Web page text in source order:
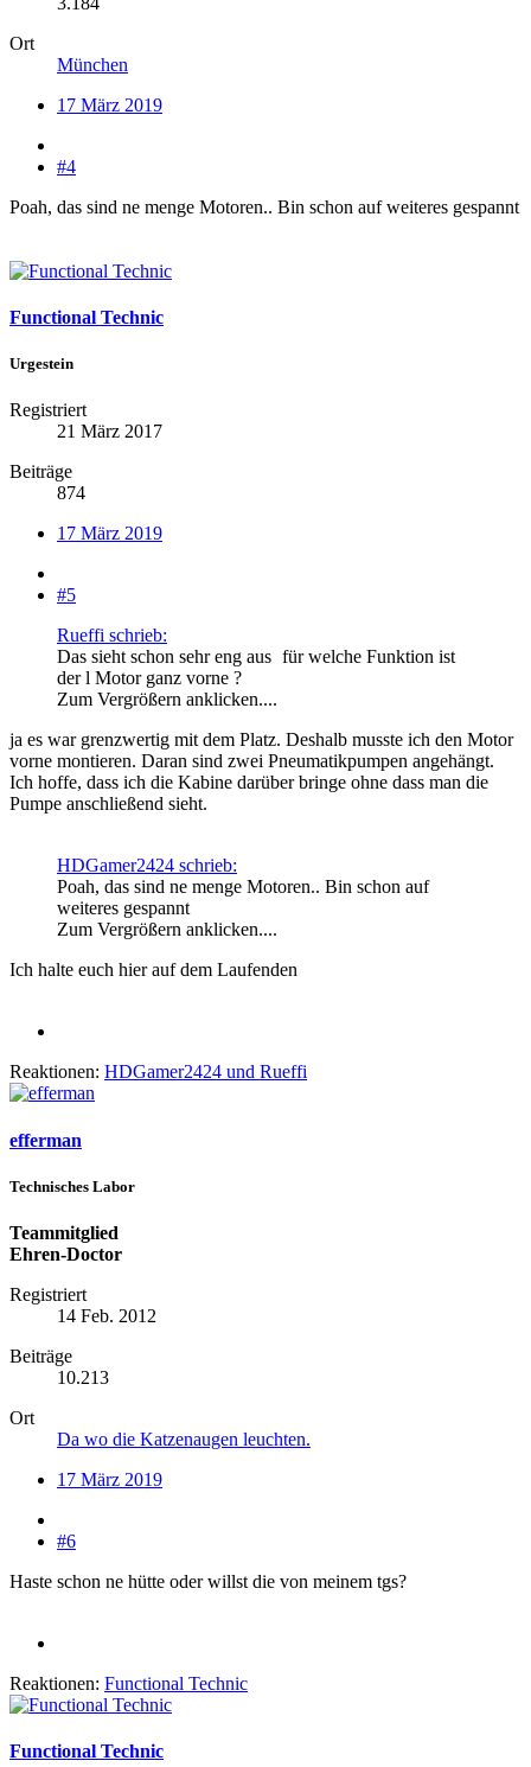
Ort
München
17 März 2019
#4
Poah, das sind ne menge Motoren.. Bin schon auf weiteres gespannt
Functional Technic
Urgestein
Registriert
21 März 2017
Beiträge
874
17 März 2019
#5
Rueffi schrieb:
Das sieht schon sehr eng aus für welche Funktion ist
der l Motor ganz vorne ?
Zum Vergrößern anklicken....
ja es war grenzwertig mit dem Platz. Deshalb musste ich den Motor
vorne montieren. Daran sind zwei Pneumatikpumpen angehängt.
Ich hoffe, dass ich die Kabine darüber bringe ohne dass man die
Pumpe anschließend sieht.
HDGamer2424 schrieb:
Poah, das sind ne menge Motoren.. Bin schon auf
weiteres gespannt
Zum Vergrößern anklicken....
Ich halte euch hier auf dem Laufenden
Reaktionen: HDGamer2424 und Rueffi
efferman
Technisches Labor
Teammitglied
Ehren-Doctor
Registriert
14 Feb. 2012
Beiträge
10.213
Ort
Da wo die Katzenaugen leuchten.
17 März 2019
#6
Haste schon ne hütte oder willst die von meinem tgs?
Reaktionen: Functional Technic
Functional Technic